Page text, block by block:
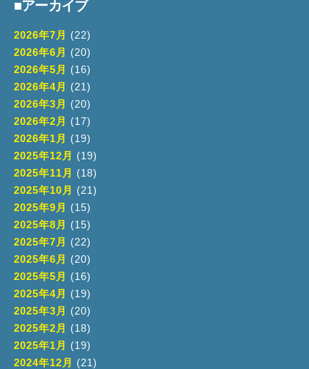
■アーカイブ
2026年7月
(22)
2026年6月
(20)
2026年5月
(16)
2026年4月
(21)
2026年3月
(20)
2026年2月
(17)
2026年1月
(19)
2025年12月
(19)
2025年11月
(18)
2025年10月
(21)
2025年9月
(15)
2025年8月
(15)
2025年7月
(22)
2025年6月
(20)
2025年5月
(16)
2025年4月
(19)
2025年3月
(20)
2025年2月
(18)
2025年1月
(19)
2024年12月
(21)